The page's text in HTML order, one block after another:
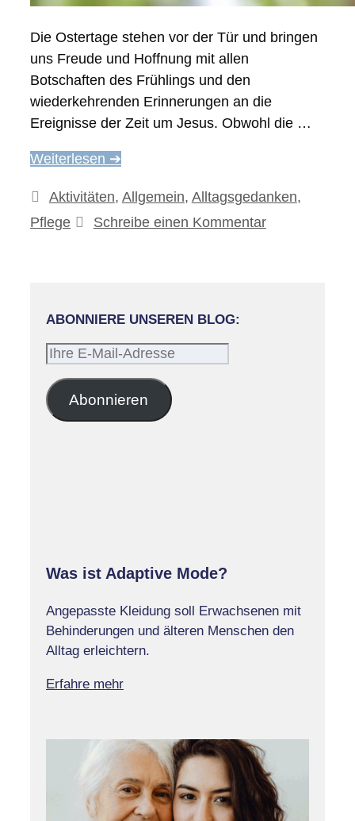
Die Ostertage stehen vor der Tür und bringen
uns Freude und Hoffnung mit allen
Botschaften des Frühlings und den
wiederkehrenden Erinnerungen an die
Ereignisse der Zeit um Jesus. Obwohl die …
Weiterlesen ➔
Kategorien
Aktivitäten, Allgemein, Alltagsgedanken,
Pflege
Schreibe einen Kommentar
ABONNIERE UNSEREN BLOG:
Ihre
Mail-
Adresse
Abonnieren
Was ist Adaptive Mode?
Angepasste Kleidung soll Erwachsenen mit
Behinderungen und älteren Menschen den
Alltag erleichtern.
Erfahre mehr